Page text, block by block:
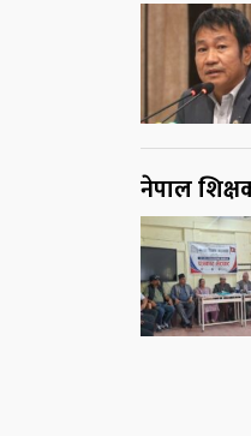
नेपाल